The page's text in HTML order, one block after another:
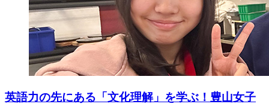
英語力の先にある「文化理解」を学ぶ！豊山女子